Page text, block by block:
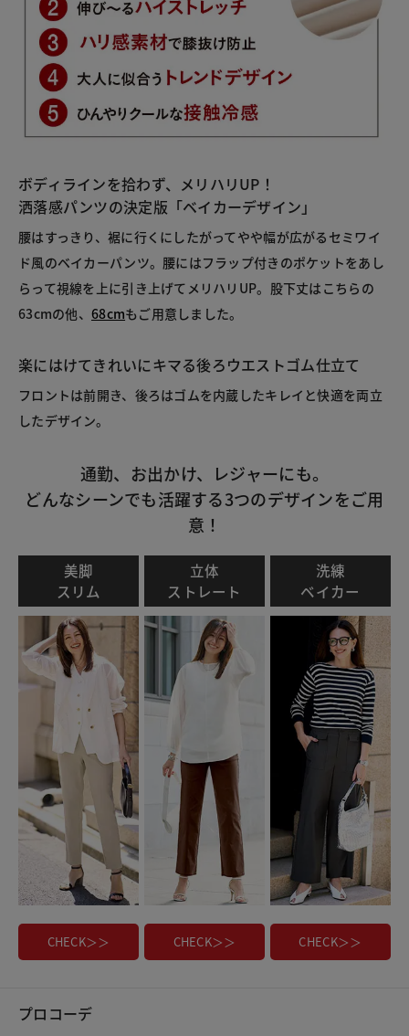
ボディラインを拾わず、メリハリUP！
洒落感パンツの決定版「ベイカーデザイン」
腰はすっきり、裾に行くにしたがってやや幅が広がるセミワイ
ド風のベイカーパンツ。腰にはフラップ付きのポケットをあし
らって視線を上に引き上げてメリハリUP。股下丈はこちらの
63cmの他、 68cmもご用意しました。
楽にはけてきれいにキマる後ろウエストゴム仕立て
フロントは前開き、後ろはゴムを内蔵したキレイと快適を両立
したデザイン。
通勤、お出かけ、レジャーにも。
どんなシーンでも活躍する3つのデザインをご用
意！
美脚
スリム
CHECK＞＞
立体
ストレート
CHECK＞＞
洗練
ベイカー
CHECK＞＞
プロコーデ